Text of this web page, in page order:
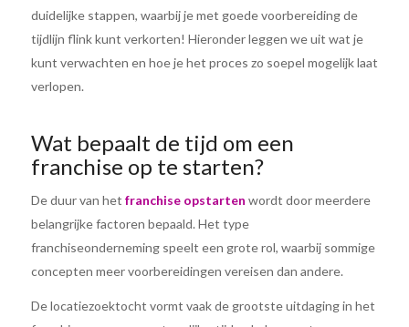
duidelijke stappen, waarbij je met goede voorbereiding de
tijdlijn flink kunt verkorten! Hieronder leggen we uit wat je
kunt verwachten en hoe je het proces zo soepel mogelijk laat
verlopen.
Wat bepaalt de tijd om een
franchise op te starten?
De duur van het franchise opstarten wordt door meerdere
belangrijke factoren bepaald. Het type
franchiseonderneming speelt een grote rol, waarbij sommige
concepten meer voorbereidingen vereisen dan andere.
De locatiezoektocht vormt vaak de grootste uitdaging in het